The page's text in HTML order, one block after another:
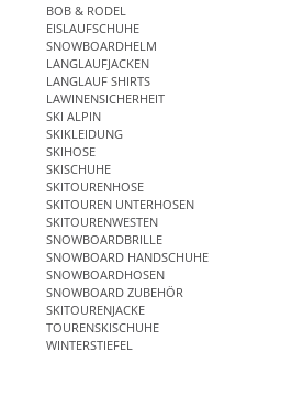
BOB & RODEL
EISLAUFSCHUHE
SNOWBOARDHELM
LANGLAUFJACKEN
LANGLAUF SHIRTS
LAWINENSICHERHEIT
SKI ALPIN
SKIKLEIDUNG
SKIHOSE
SKISCHUHE
SKITOURENHOSE
SKITOUREN UNTERHOSEN
SKITOURENWESTEN
SNOWBOARDBRILLE
SNOWBOARD HANDSCHUHE
SNOWBOARDHOSEN
SNOWBOARD ZUBEHÖR
SKITOURENJACKE
TOURENSKISCHUHE
WINTERSTIEFEL